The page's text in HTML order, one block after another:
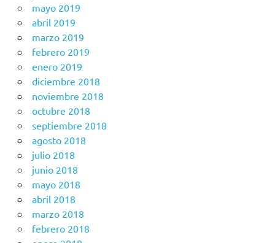
mayo 2019
abril 2019
marzo 2019
febrero 2019
enero 2019
diciembre 2018
noviembre 2018
octubre 2018
septiembre 2018
agosto 2018
julio 2018
junio 2018
mayo 2018
abril 2018
marzo 2018
febrero 2018